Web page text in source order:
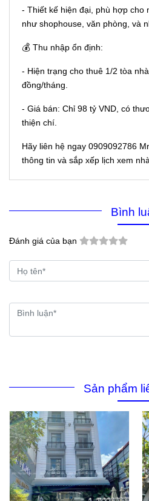
- Thiết kế hiện đại, phù hợp cho
như shophouse, văn phòng, và
💰 Thu nhập ổn định:
- Hiện trạng cho thuê 1/2 tòa
đồng/tháng.
- Giá bán: Chỉ 98 tỷ VND, có
thiện chí.
Hãy liên hệ ngay 0909092786
thông tin và sắp xếp lịch xem
Bình
Đánh giá của bạn
Sản phẩm